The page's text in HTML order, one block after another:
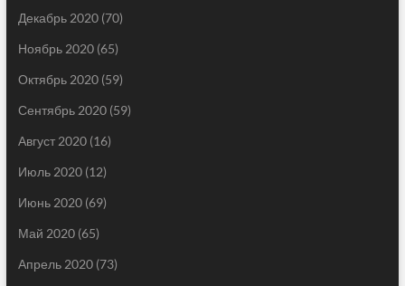
Декабрь 2020(70)
Ноябрь 2020(65)
Октябрь 2020(59)
Сентябрь 2020(59)
Август 2020(16)
Июль 2020(12)
Июнь 2020(69)
Май 2020(65)
Апрель 2020(73)